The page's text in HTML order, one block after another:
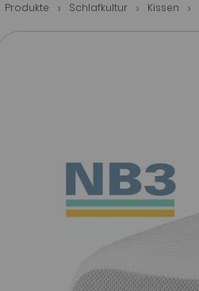
Produkte Schlafkultur Kissen